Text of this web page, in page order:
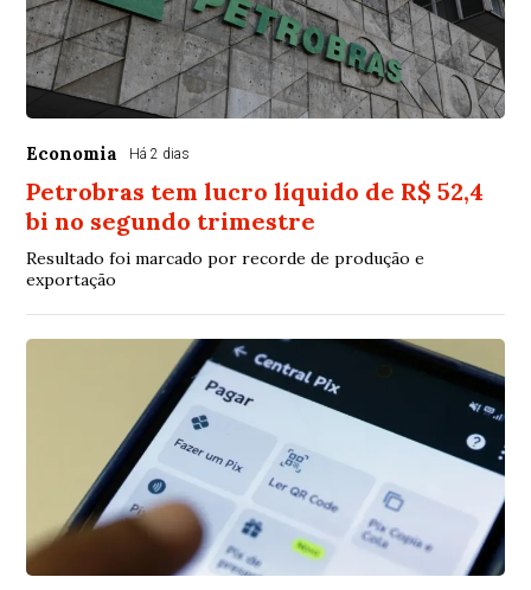
Economia Há 2 dias
Petrobras tem lucro líquido de R$ 52,4
bi no segundo trimestre
Resultado foi marcado por recorde de produção e
exportação